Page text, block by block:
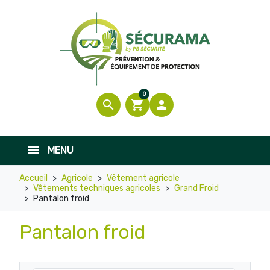
search shopping_cart
0

MENU
Accueil Agricole
Vêtement agricole
Vêtements techniques agricoles
Grand Froid
Pantalon froid
Pantalon froid